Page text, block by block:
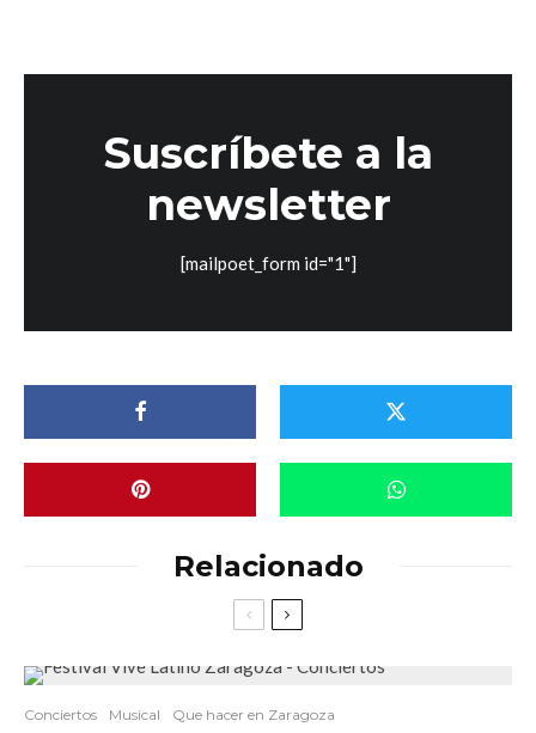
Suscríbete a la
newsletter
[mailpoet_form id="1"]
Relacionado
Conciertos Musical Que hacer en Zaragoza